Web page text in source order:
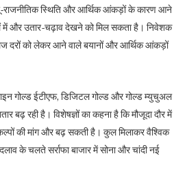
भू-राजनीतिक स्थिति और आर्थिक आंकड़ों के कारण आने
में और उतार-चढ़ाव देखने को मिल सकता है। निवेशक
दरों को लेकर आने वाले बयानों और आर्थिक आंकड़ों
गोल्ड ईटीएफ, डिजिटल गोल्ड और गोल्ड म्युचुअल
बढ़ रही है। विशेषज्ञों का कहना है कि मौजूदा दौर में
की मांग और बढ़ सकती है। कुल मिलाकर वैश्विक
के चलते सर्राफा बाजार में सोना और चांदी नई